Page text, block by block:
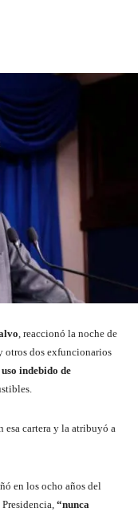
, reaccionó la noche de
otros dos exfuncionarios
uso indebido de
cartera y la atribuyó a
en los ocho años del
“nunca